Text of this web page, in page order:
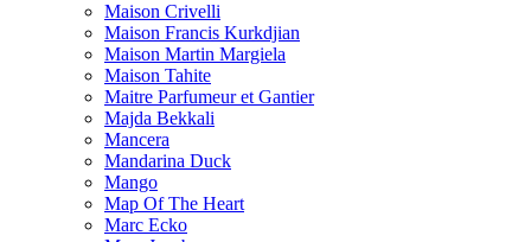
Maison Crivelli
Maison Francis Kurkdjian
Maison Martin Margiela
Maison Tahite
Maitre Parfumeur et Gantier
Majda Bekkali
Mancera
Mandarina Duck
Mango
Map Of The Heart
Marc Ecko